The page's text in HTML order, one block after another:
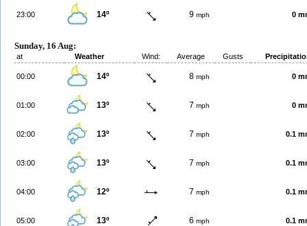
23:00 14º 9 mph 0
Sunday, 16 Aug:
at Weather Wind: Average Gusts
00:00 14º 8 mph 0
01:00 13º 7 mph 0
02:00 13º 7 mph 0.1
03:00 13º 7 mph 0.1
04:00 12º 7 mph 0.1
05:00 13º 6 mph 0.1